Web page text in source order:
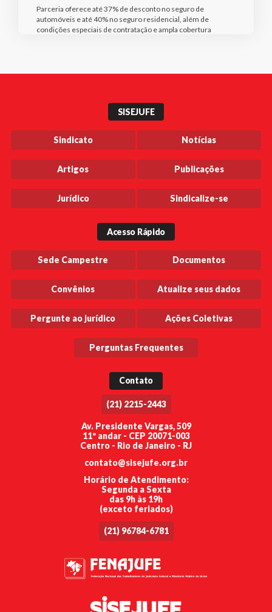
Parceria oferece até 37% de desconto no seguro de
automóveis e até 40% no seguro residencial, além de
condições especiais de contratação e ampla cobertura
SISEJUFE
Sindicato Notícias
Artigos Publicações
Jurídico Sindicalize-se
Acesso Rápido
Sede Campestre Documentos
Convênios Atualize seus dados
Pergunte ao jurídico Ações Coletivas
Perguntas Frequentes
Contato
(21) 2215-2443
Av. Presidente Vargas, 509
11º andar - CEP 20071-003
Centro - Rio de Janeiro - RJ
contato@sisejufe.org.br
Horário de Atendimento:
Segunda a Sexta
das 9h às 19h
(exceto feriados)
(21) 96784-6781